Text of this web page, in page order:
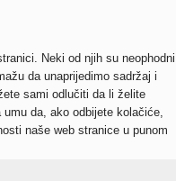
Neki od njih su neophodni
da unaprijedimo sadržaj i
sami odlučiti da li želite
da, ako odbijete kolačiće,
naše web stranice u punom